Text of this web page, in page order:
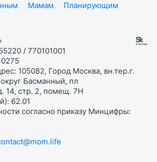
Мамам
Планирующим
/ 770101001
105082, Город Москва, вн.тер.г.
Басманный, пл
14, стр. 2, помещ. 7Н
62.01
согласно приказу Минцифры: